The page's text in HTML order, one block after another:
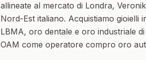
allineate al mercato di Londra,
Nord-Est italiano. Acquistiamo gioielli
LBMA, oro dentale e oro industriale
OAM come operatore compro oro